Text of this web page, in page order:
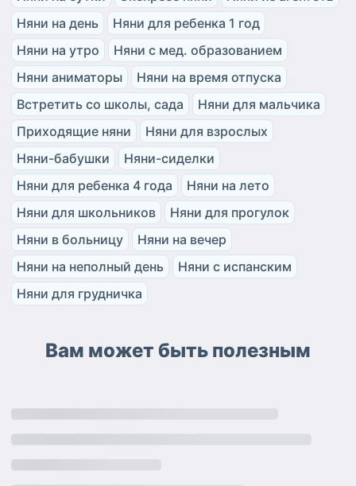
Няни на день
Няни для ребенка 1 год
Няни на утро
Няни с мед. образованием
Няни аниматоры
Няни на время отпуска
Встретить со школы, сада
Няни для мальчика
Приходящие няни
Няни для взрослых
Няни-бабушки
Няни-сиделки
Няни для ребенка 4 года
Няни на лето
Няни для школьников
Няни для прогулок
Няни в больницу
Няни на вечер
Няни на неполный день
Няни с испанским
Няни для грудничка
Вам может быть полезным